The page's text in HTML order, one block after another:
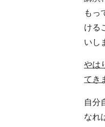
もっ
ける
いし
やは
てき
自分
なれ